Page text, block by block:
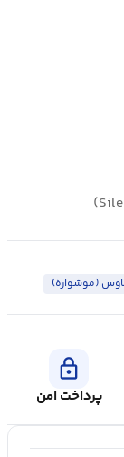
(موشواره)
lock
پرداخت امن